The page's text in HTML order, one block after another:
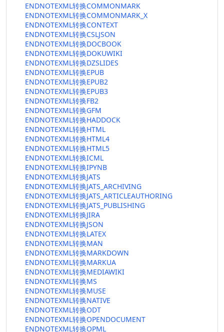
ENDNOTEXML转换COMMONMARK
ENDNOTEXML转换COMMONMARK_X
ENDNOTEXML转换CONTEXT
ENDNOTEXML转换CSLJSON
ENDNOTEXML转换DOCBOOK
ENDNOTEXML转换DOKUWIKI
ENDNOTEXML转换DZSLIDES
ENDNOTEXML转换EPUB
ENDNOTEXML转换EPUB2
ENDNOTEXML转换EPUB3
ENDNOTEXML转换FB2
ENDNOTEXML转换GFM
ENDNOTEXML转换HADDOCK
ENDNOTEXML转换HTML
ENDNOTEXML转换HTML4
ENDNOTEXML转换HTML5
ENDNOTEXML转换ICML
ENDNOTEXML转换IPYNB
ENDNOTEXML转换JATS
ENDNOTEXML转换JATS_ARCHIVING
ENDNOTEXML转换JATS_ARTICLEAUTHORING
ENDNOTEXML转换JATS_PUBLISHING
ENDNOTEXML转换JIRA
ENDNOTEXML转换JSON
ENDNOTEXML转换LATEX
ENDNOTEXML转换MAN
ENDNOTEXML转换MARKDOWN
ENDNOTEXML转换MARKUA
ENDNOTEXML转换MEDIAWIKI
ENDNOTEXML转换MS
ENDNOTEXML转换MUSE
ENDNOTEXML转换NATIVE
ENDNOTEXML转换ODT
ENDNOTEXML转换OPENDOCUMENT
ENDNOTEXML转换OPML